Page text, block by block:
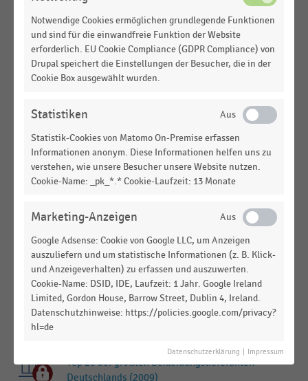
Top 50 der größten deutschen Modemarken-
Anbieter (2019-2021)
KONSUMGÜTERINDUSTRIE|STATISTIK
Top 50 der größten deutschen Modemarken-
KONSUMGÜTERINDUSTRIE
Top 20 der größten deutschen
Bekleidungslieferanten (2014)
TEXTILIEN UND BEKLEIDUNG | STATISTIK
Top 20 der größten Bekleidungslieferanten
Top 20 der größten Bekleidungslieferanten
Deutschlands (2010)
KONSUMGÜTERINDUSTRIE
Top 20 der größten Bekleidungslieferanten
Deutschlands (2012)
TEXTILIEN UND BEKLEIDUNG|STATISTIK
Top 20 der größten Bekleidungslieferanten
Deutschlands (2009)
Notwendige Cookies ermöglichen grundlegende Funktionen
und sind für die einwandfreie Funktion der Website
erforderlich. EU Cookie Compliance (GDPR Compliance) von
Drupal speichert die Einstellungen der Besucher, die in der
Cookie Box ausgewählt wurden.
Statistiken
Statistik-Cookies von Matomo On-Premise erfassen
Informationen anonym. Diese Informationen helfen uns zu
verstehen, wie unsere Besucher unsere Website nutzen.
Cookie-Name: _pk_*.* Cookie-Laufzeit: 13 Monate
Marketing-Anzeigen
Google Adsense: Cookie von Google LLC, um Anzeigen
auszuliefern und um statistische Informationen (z. B. Klick-
und Anzeigeverhalten) zu erfassen und auszuwerten.
Cookie-Name: DSID, IDE, Laufzeit: 1 Jahr. Google Ireland
Limited, Gordon House, Barrow Street, Dublin 4, Ireland.
Datenschutzhinweise: https://policies.google.com/privacy?
hl=de
Datenschutzerklärung Impressum